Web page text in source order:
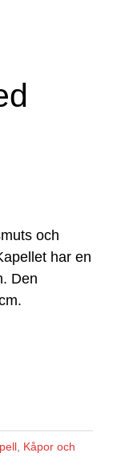
och
har en
Den
, Kåpor och